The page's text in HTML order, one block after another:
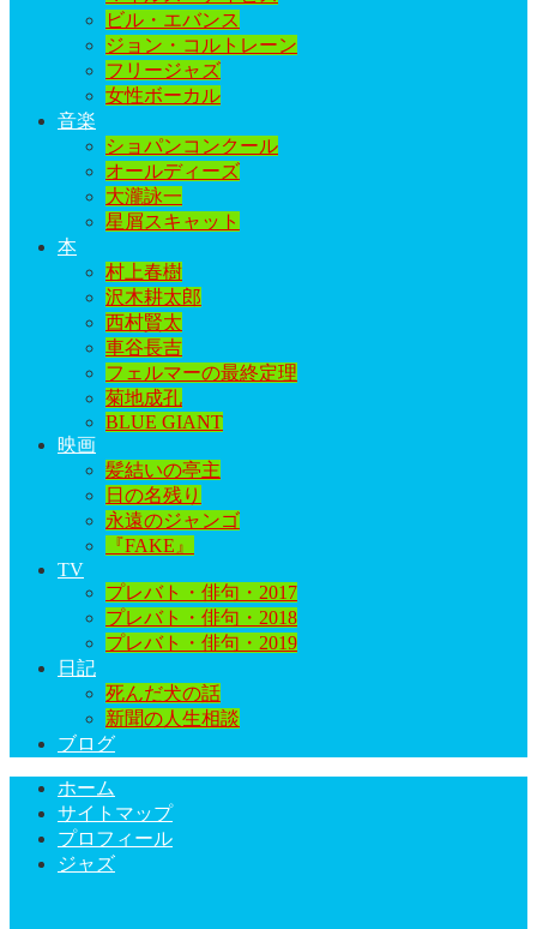
ビル・エバンス
ジョン・コルトレーン
フリージャズ
女性ボーカル
音楽
ショパンコンクール
オールディーズ
大瀧詠一
星屑スキャット
本
村上春樹
沢木耕太郎
西村賢太
車谷長吉
フェルマーの最終定理
菊地成孔
BLUE GIANT
映画
髪結いの亭主
日の名残り
永遠のジャンゴ
『FAKE』
TV
プレバト・俳句・2017
プレバト・俳句・2018
プレバト・俳句・2019
日記
死んだ犬の話
新聞の人生相談
ブログ
ホーム
サイトマップ
プロフィール
ジャズ